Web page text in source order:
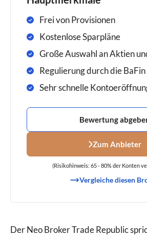
Frei von Provisionen
Kostenlose Sparpläne
Große Auswahl an Aktien
Regulierung durch die BaFin
Sehr schnelle
Bewertung
Zum Anbieter
(Risikohinweis: 65 - 80% der Konten
Vergleiche diesen
Der Neo Broker Trade Republic